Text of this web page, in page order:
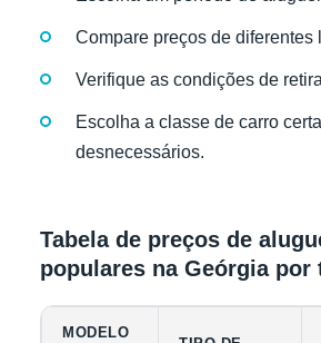
Compare preços de diferentes
Verifique as condições de
Escolha a classe de carro
desnecessários.
Tabela de preços de
populares na Geórgia por
MODELO